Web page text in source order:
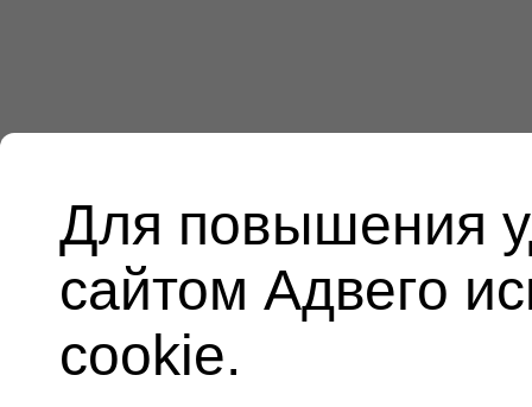
Для повышения
сайтом Адвего
cookie.